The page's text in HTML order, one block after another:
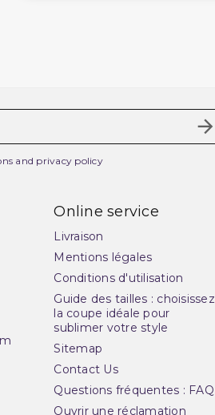
and privacy policy
Online service
Livraison
Mentions légales
Conditions d'utilisation
Guide des tailles : choisissez
la coupe idéale pour
sublimer votre style
Sitemap
Contact Us
Questions fréquentes : FAQ
Ouvrir une réclamation